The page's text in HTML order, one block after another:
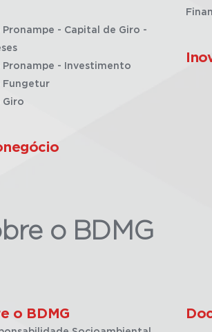
Pronampe - Capital de Giro -
Pronampe - Investimento
Fungetur
Giro
o BDMG
o BDMG